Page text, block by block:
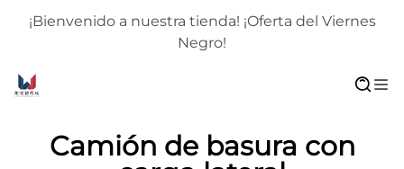
¡Bienvenido a nuestra tienda! ¡Oferta del Viernes
Negro!
Camión de basura con